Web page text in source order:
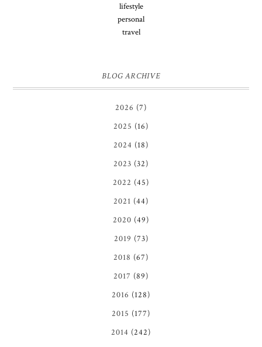
lifestyle
personal
travel
BLOG ARCHIVE
2026 (7)
2025 (16)
2024 (18)
2023 (32)
2022 (45)
2021 (44)
2020 (49)
2019 (73)
2018 (67)
2017 (89)
2016 (128)
2015 (177)
2014 (242)